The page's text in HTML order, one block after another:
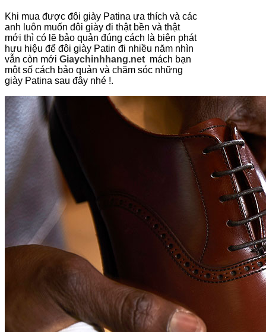
Khi mua được đôi giày Patina ưa thích và các
anh luôn muốn đôi giày đi thật bền và thật
mới thì có lẽ bảo quản đúng cách là biện phát
hưu hiệu để đôi giày Patin đi nhiều năm nhìn
vẫn còn mới Giaychinhhang.net mách bạn
một số cách bảo quản và chăm sóc những
giày Patina sau đây nhé !.